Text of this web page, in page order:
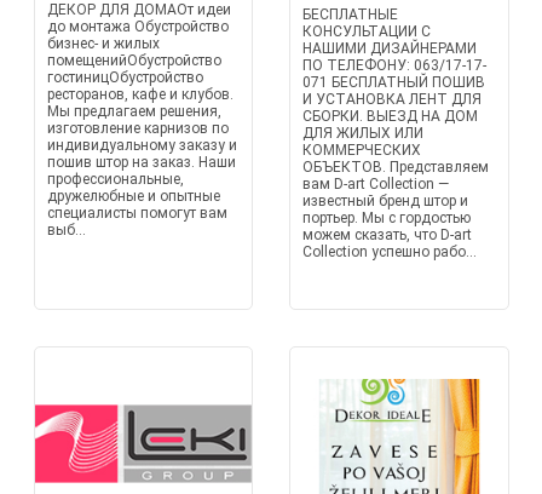
ДЕКОР ДЛЯ ДОМАОт идеи
до монтажа Обустройство
бизнес- и жилых
помещенийОбустройство
гостиницОбустройство
ресторанов, кафе и клубов.
Мы предлагаем решения,
изготовление карнизов по
индивидуальному заказу и
пошив штор на заказ. Наши
профессиональные,
дружелюбные и опытные
специалисты помогут вам
выб...
БЕСПЛАТНЫЕ
КОНСУЛЬТАЦИИ С
НАШИМИ ДИЗАЙНЕРАМИ
ПО ТЕЛЕФОНУ: 063/17-17-
071 БЕСПЛАТНЫЙ ПОШИВ
И УСТАНОВКА ЛЕНТ ДЛЯ
СБОРКИ. ВЫЕЗД НА ДОМ
ДЛЯ ЖИЛЫХ ИЛИ
КОММЕРЧЕСКИХ
ОБЪЕКТОВ. Представляем
вам D-art Collection —
известный бренд штор и
портьер. Мы с гордостью
можем сказать, что D-art
Collection успешно рабо...